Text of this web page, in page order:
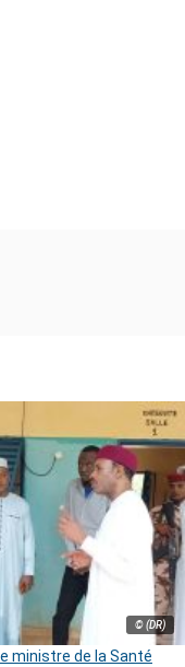
© (DR)
ministre de la Santé